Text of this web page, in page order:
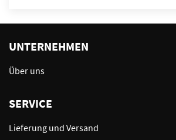
UNTERNEHMEN
Über uns
SERVICE
Lieferung und Versand